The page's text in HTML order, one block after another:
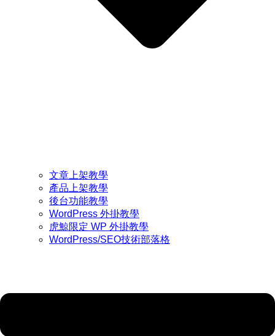
文章上架教學
產品上架教學
後台功能教學
WordPress 外掛教學
虎鯨限定 WP 外掛教學
WordPress/SEO技術部落格